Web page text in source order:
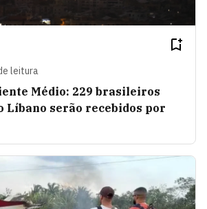
leitura
Médio: 229 brasileiros
Líbano serão recebidos por